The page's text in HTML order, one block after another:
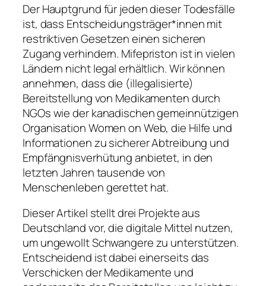
Der Hauptgrund für jeden dieser Todesfälle
ist, dass Entscheidungsträger*innen mit
restriktiven Gesetzen einen sicheren
Zugang verhindern. Mifepriston ist in vielen
Ländern nicht legal erhältlich. Wir können
annehmen, dass die (illegalisierte)
Bereitstellung von Medikamenten durch
NGOs wie der kanadischen gemeinnützigen
Organisation Women on Web, die Hilfe und
Informationen zu sicherer Abtreibung und
Empfängnisverhütung anbietet, in den
letzten Jahren tausende von
Menschenleben gerettet hat.
Dieser Artikel stellt drei Projekte aus
Deutschland vor, die digitale Mittel nutzen,
um ungewollt Schwangere zu unterstützen.
Entscheidend ist dabei einerseits das
Verschicken der Medikamente und